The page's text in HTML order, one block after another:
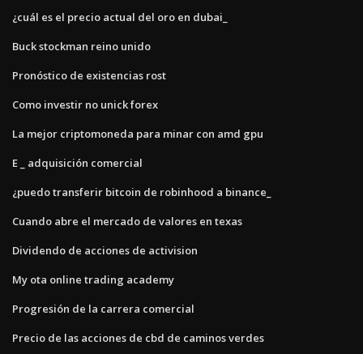
¿cuál es el precio actual del oro en dubai_
Buck stockman reino unido
Pronóstico de existencias rost
Como investir no unick forex
La mejor criptomoneda para minar con amd gpu
E _ adquisición comercial
¿puedo transferir bitcoin de robinhood a binance_
Cuando abre el mercado de valores en texas
Dividendo de acciones de activision
My ota online trading academy
Progresión de la carrera comercial
Precio de las acciones de cbd de caminos verdes